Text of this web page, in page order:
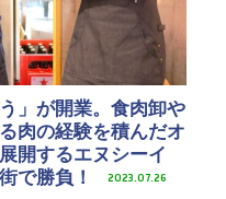
」が開業。食肉卸や
肉の経験を積んだオ
開するエヌシーイ
で勝負！
2023.07.26